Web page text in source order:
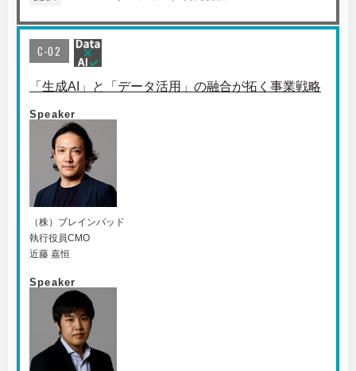
C-02
「生成AI」と「データ活用」の融合が拓く事業戦略
Speaker
（株）ブレインパッド
執行役員CMO
近藤 嘉恒
Speaker